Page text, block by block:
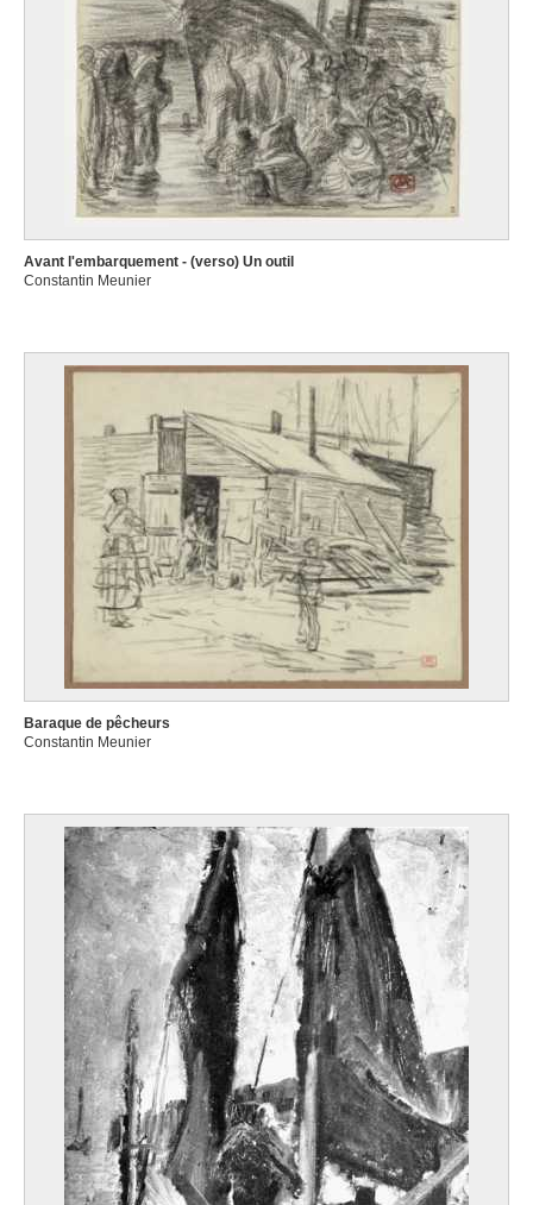
Avant l'embarquement - (verso) Un outil
Constantin Meunier
Baraque de pêcheurs
Constantin Meunier